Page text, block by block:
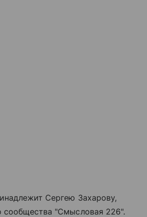
Сергею Захарову,
сообщества "Смысловая 226".